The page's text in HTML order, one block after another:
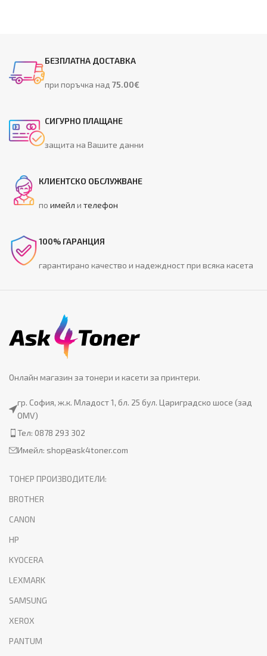
БЕЗПЛАТНА ДОСТАВКА
при поръчка над75.00€
СИГУРНО ПЛАЩАНЕ
защита на Вашите данни
КЛИЕНТСКО ОБСЛУЖВАНЕ
поимейл ителефон
100% ГАРАНЦИЯ
гарантирано качество и надеждност при всяка касета
Онлайн магазин за тонери и касети за принтери.
гр. София, ж.к. Младост 1, бл. 25 бул. Цариградско шосе (зад
OMV)
Тел: 0878 293 302
Имейл: shop@ask4toner.com
ТОНЕР ПРОИЗВОДИТЕЛИ:
BROTHER
CANON
HP
KYOCERA
LEXMARK
SAMSUNG
XEROX
PANTUM